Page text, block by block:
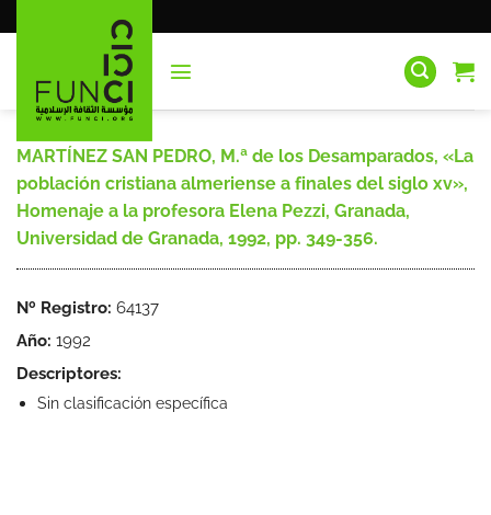
al
MARTÍNEZ SAN PEDRO, M.ª de los Desamparados, «La
población cristiana almeriense a finales del siglo xv»,
Homenaje a la profesora Elena Pezzi, Granada,
Universidad de Granada, 1992, pp. 349-356.
Nº Registro: 64137
Año: 1992
Descriptores:
Sin clasificación específica